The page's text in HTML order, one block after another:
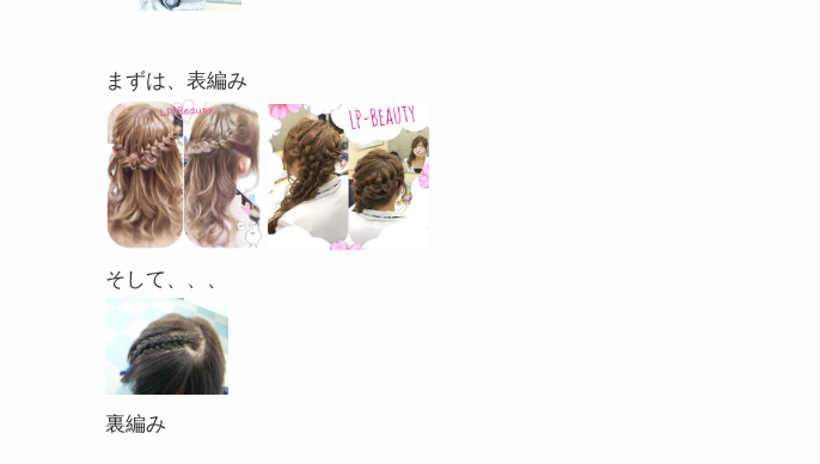
まずは、表編み
そして、、、
裏編み